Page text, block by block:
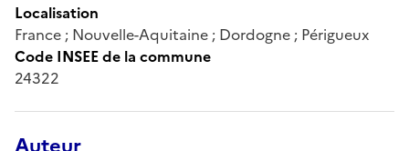
Localisation
France ; Nouvelle-Aquitaine ; Dordogne ; Périgueux
Code INSEE de la commune
24322